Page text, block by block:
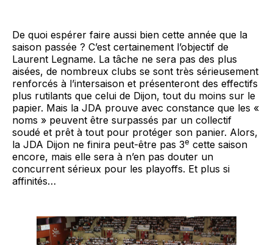
De quoi espérer faire aussi bien cette année que la
saison passée ? C’est certainement l’objectif de
Laurent Legname. La tâche ne sera pas des plus
aisées, de nombreux clubs se sont très sérieusement
renforcés à l’intersaison et présenteront des effectifs
plus rutilants que celui de Dijon, tout du moins sur le
papier. Mais la JDA prouve avec constance que les «
noms » peuvent être surpassés par un collectif
soudé et prêt à tout pour protéger son panier. Alors,
la JDA Dijon ne finira peut-être pas 3e cette saison
encore, mais elle sera à n’en pas douter un
concurrent sérieux pour les playoffs. Et plus si
affinités…